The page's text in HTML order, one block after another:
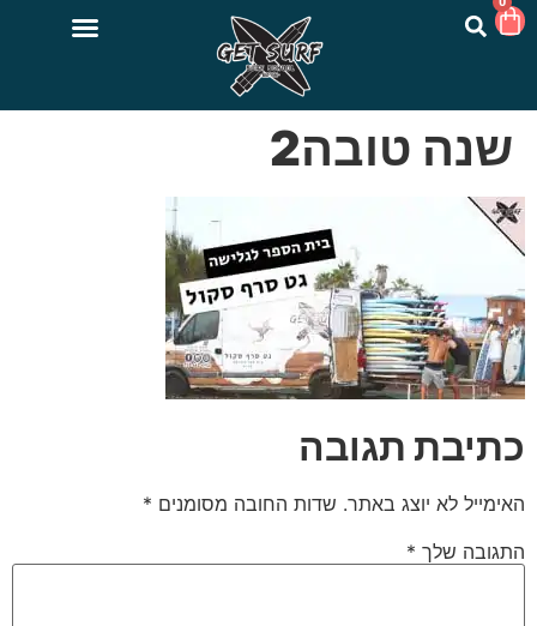
שנה טובה2
כתיבת תגובה
האימייל לא יוצג באתר. שדות החובה מסומנים *
התגובה שלך *